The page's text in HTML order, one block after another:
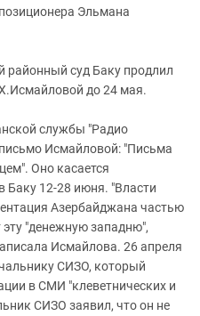
Эльмана
районный суд Баку продлил
до 24 мая.
службы "Радио
Исмайловой: "Письма
Оно касается
Баку 12-28 июня. "Власти
Азербайджана частью
эту "денежную западню",
Исмайлова. 26 апреля
СИЗО, который
в СМИ "клеветнических и
СИЗО заявил, что он не